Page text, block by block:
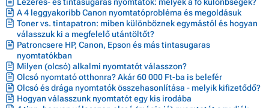
A 4 leggyakoribb Canon nyomtatóprobléma és megoldásuk
Toner vs. tintapatron: miben különböznek egymástól és hogyan
válasszuk ki a megfelelő utántöltőt?
Patroncsere HP, Canon, Epson és más tintasugaras
nyomtatókban
Milyen (olcsó) alkalmi nyomtatót válasszon?
Olcsó nyomtató otthonra? Akár 60 000 Ft-ba is belefér
Olcsó és drága nyomtatók összehasonlítása - melyik kifizetődő?
Hogyan válasszunk nyomtatót egy kis irodába